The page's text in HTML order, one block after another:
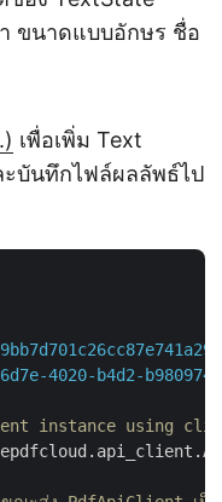
ขนาดแบบอักษร ชื่อ
เพื่อเพิ่ม Text
ะบันทึกไฟล์ผลลัพธ์ไป
4020-b4d2-
instance using